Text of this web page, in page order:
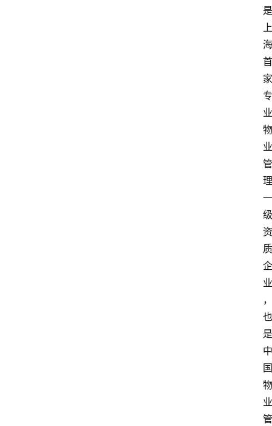
是
上
海
首
家
专
业
物
业
管
理
一
级
资
质
企
业
，
也
是
中
国
物
业
管